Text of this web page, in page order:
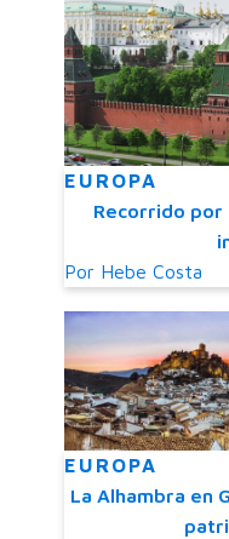
EUROPA
Recorrido por
Por Hebe Costa
EUROPA
La Alhambra en